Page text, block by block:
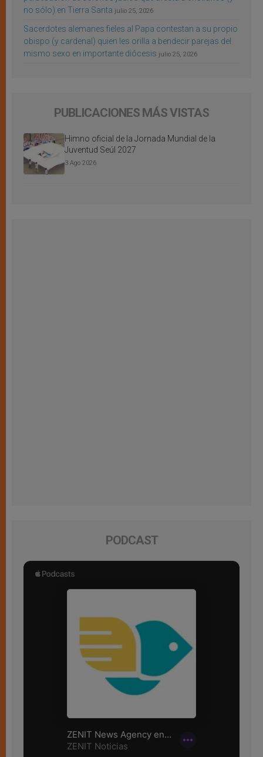
no sólo) en Tierra Santa julio 25, 2026
Sacerdotes alemanes fieles al Papa contestan a su propio
obispo (y cardenal) quien les orilla a bendecir parejas del
mismo sexo en importante diócesis julio 25, 2026
PUBLICACIONES MÁS VISTAS
Himno oficial de la Jornada Mundial de la
Juventud Seúl 2027
3 Ago 2026
PODCAST